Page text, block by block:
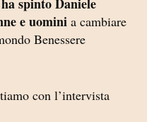
spinto Daniele
e uomini a cambiare
Benessere
con l’intervista